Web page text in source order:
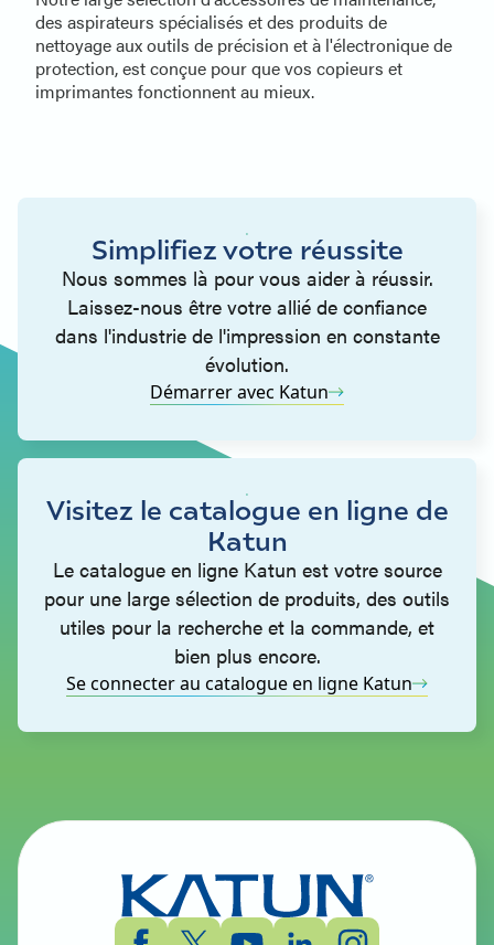
des aspirateurs spécialisés et des produits de
nettoyage aux outils de précision et à l'électronique de
protection, est conçue pour que vos copieurs et
imprimantes fonctionnent au mieux.
Simplifiez votre réussite
Nous sommes là pour vous aider à réussir.
Laissez-nous être votre allié de confiance
dans l'industrie de l'impression en constante
évolution.
Démarrer avec Katun
Visitez le catalogue en ligne de
Katun
Le catalogue en ligne Katun est votre source
pour une large sélection de produits, des outils
utiles pour la recherche et la commande, et
bien plus encore.
Se connecter au catalogue en ligne Katun